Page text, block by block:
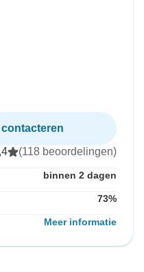
(118 beoordelingen)
binnen 2 dagen
73%
Meer informatie